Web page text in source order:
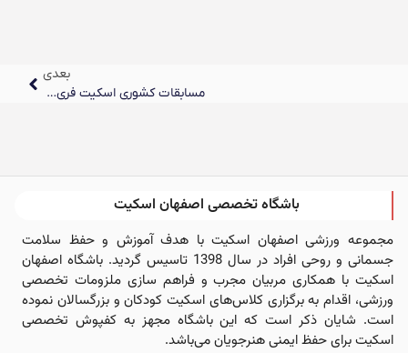
بعدی
مسابقات کشوری اسکیت فری استایل شاخه بتل/مورخ ۳۰شهریور۱۴۰۲به میزبانی شهرستان قزوین برگزار شد
باشگاه تخصصی اصفهان اسکیت
مجموعه ورزشی اصفهان اسکیت با هدف آموزش و حفظ سلامت
جسمانی و روحی افراد در سال 1398 تاسیس گردید. باشگاه اصفهان
اسکیت با همکاری مربیان مجرب و فراهم سازی ملزومات تخصصی
ورزشی، اقدام به برگزاری کلاس‌های اسکیت کودکان و بزرگسالان نموده
است. شایان ذکر است که این باشگاه مجهز به کفپوش تخصصی
اسکیت برای حفظ ایمنی هنرجویان می‌باشد.